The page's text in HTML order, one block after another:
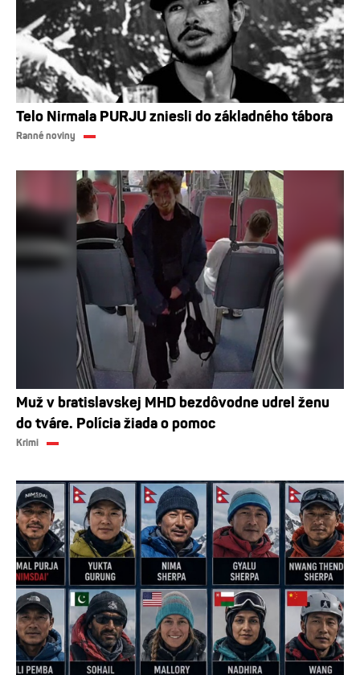
Telo Nirmala PURJU zniesli do základného tábora
Ranné noviny
Muž v bratislavskej MHD bezdôvodne udrel ženu
do tváre. Polícia žiada o pomoc
Krimi